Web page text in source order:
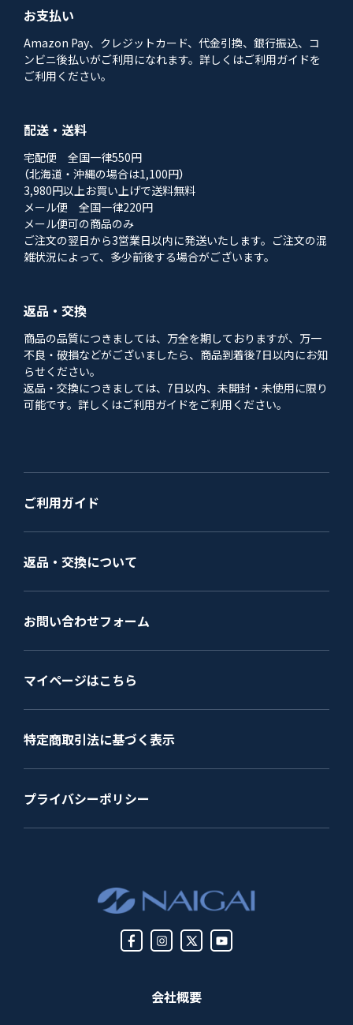
会社概要
お支払い
Amazon Pay、クレジットカード、代金引換、銀行振込、コ
ンビニ後払いがご利用になれます。詳しくはご利用ガイドを
ご利用ください。
配送・送料
宅配便 全国一律550円
（北海道・沖縄の場合は1,100円）
3,980円以上お買い上げで送料無料
メール便 全国一律220円
メール便可の商品のみ
ご注文の翌日から3営業日以内に発送いたします。ご注文の混
雑状況によって、多少前後する場合がございます。
返品・交換
商品の品質につきましては、万全を期しておりますが、万一
不良・破損などがございましたら、商品到着後7日以内にお知
らせください。
返品・交換につきましては、7日以内、未開封・未使用に限り
可能です。詳しくはご利用ガイドをご利用ください。
ご利用ガイド
返品・交換について
お問い合わせフォーム
マイページはこちら
特定商取引法に基づく表示
プライバシーポリシー